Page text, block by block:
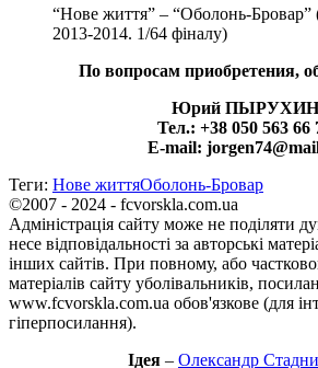
“Нове життя” – “Оболонь-Бровар”
2013-2014. 1/64 фіналу)
По вопросам приобретения,
Юрий ПЫРУХИН
Тел.: +38 050 563 66
E-mail:
Теги: Нове життяОболонь-Бровар
©2007 - 2024 - fcvorskla.com.ua
Адміністрація сайту може не поділяти
несе відповідальності за авторські
інших сайтів. При повному, або
матеріалів сайту уболівальників,
www.fcvorskla.com.ua обов'язкове (для
гіперпосилання).
Ідея – Олександр